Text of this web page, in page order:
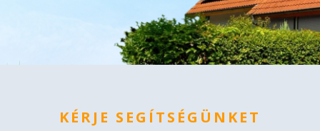
KÉRJE SEGÍTSÉGÜNKET